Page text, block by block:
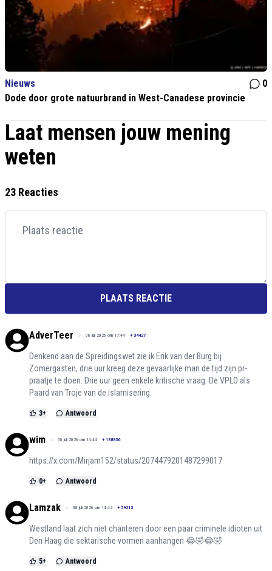
Nieuws
0
Dode door grote natuurbrand in West-Canadese provincie
Laat mensen jouw mening
weten
23 Reacties
PLAATS REACTIE
AdverTeer 08 juli 2026 om 17:44 + 34427
Denkend aan de Spreidingswet zie ik Erik van der Burg bij
Zomergasten, drie uur kreeg deze gevaarlijke man de tijd zijn pr-
praatje te doen. Drie uur geen enkele kritische vraag. De VPLO als
Paard van Troje van de islamisering.
3+ Antwoord
wim 08 juli 2026 om 14:44 + 138336
https://x.com/Mirjam152/status/2074479201487299017
0+ Antwoord
Lamzak 08 juli 2026 om 14:42 + 59213
Westland laat zich niet chanteren door een paar criminele idioten uit
Den Haag die sektarische vormen aanhangen 😂🤣😂🤣
5+ Antwoord